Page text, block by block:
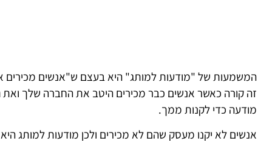
המשמעות של "מודעות למותג" היא בעצם ש"אנשים מכירים
זה קורה כאשר אנשים כבר מכירים היטב את החברה שלך
מודעה כדי לקנות ממך.
אנשים לא יקנו מעסק שהם לא מכירים ולכן מודעות למותג